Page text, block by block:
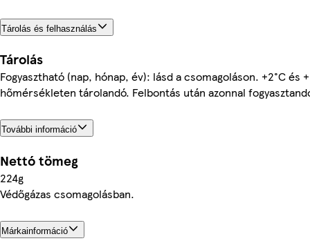
Tárolás és felhasználás
Tárolás
Fogyasztható (nap, hónap, év): lásd a csomagoláson. +2°C és
hőmérsékleten tárolandó. Felbontás után azonnal
További információ
Nettó tömeg
224g
Védőgázas csomagolásban.
Márkainformáció